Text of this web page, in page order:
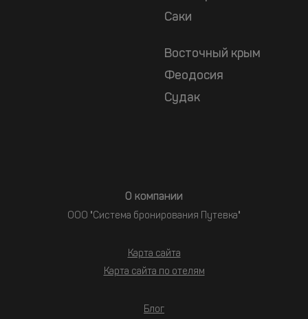
Саки
Восточный крым
Феодосия
Судак
О компании
ООО "Система бронирования Путевка"
Карта сайта
Карта сайта по отелям
Блог